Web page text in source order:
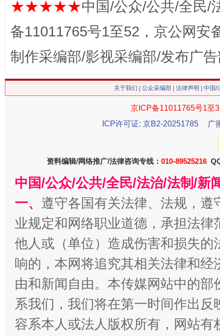
在谋一域中谋全局
今
习近平的博鳌关键词
魏明亮
★★★★★中国/公众/公共/全民/
备11011765号1至52，京公网安
制作采编部/影视采编部/发布广
关于我们 公众采编部 法律声明 | 中国
京ICP备11011765号1至
ICP许可证: 京B2-20251785
广
资料编辑/网络推广/法律咨询专线： 010-89525216
中国/公众/公共/全民/法治/法制/新
一、 遵守各国有关法律、法规，
业规定和网络职业道德，承担法
他人或（单位）造成伤害和损失
响的，本网将追究其相关法律和
由和新闻自由。本传媒网站中的
系我们，我们将在第一时间作出
容系本人或法人版权所有，网站